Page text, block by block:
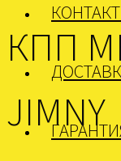
КПП
JIMNY